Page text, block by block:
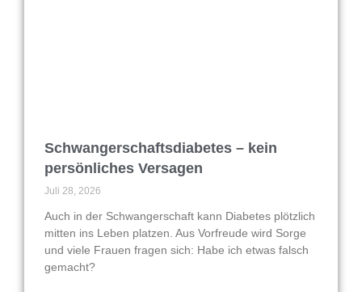
Schwangerschaftsdiabetes – kein
persönliches Versagen
Juli 28, 2026
Auch in der Schwangerschaft kann Diabetes plötzlich
mitten ins Leben platzen. Aus Vorfreude wird Sorge
und viele Frauen fragen sich: Habe ich etwas falsch
gemacht?